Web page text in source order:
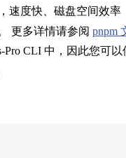
速度快、磁盘空间效率
更多详情请参阅 pnpm
Pro CLI 中，因此您可以